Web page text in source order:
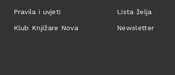
Pravila i uvjeti
Klub Knjižare Nova
Lista želja
Newsletter